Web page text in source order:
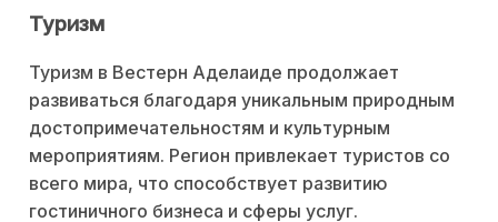
Туризм
Туризм в Вестерн Аделаиде продолжает
развиваться благодаря уникальным природным
достопримечательностям и культурным
мероприятиям. Регион привлекает туристов со
всего мира, что способствует развитию
гостиничного бизнеса и сферы услуг.